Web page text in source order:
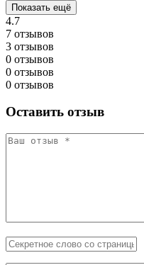
Показать ещё
4.7
7 отзывов
3 отзывов
0 отзывов
0 отзывов
0 отзывов
Оставить отзыв